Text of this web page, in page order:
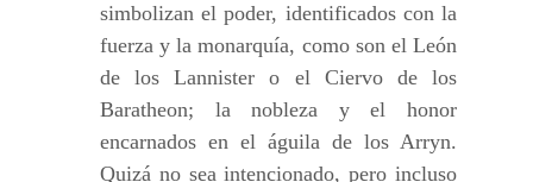
simbolizan el poder, identificados con la
fuerza y la monarquía, como son el León
de los Lannister o el Ciervo de los
Baratheon; la nobleza y el honor
encarnados en el águila de los Arryn.
Quizá no sea intencionado, pero incluso